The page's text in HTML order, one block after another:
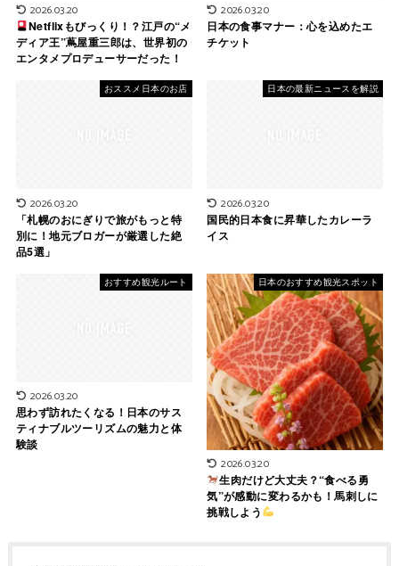
2026.03.20
Netflixもびっくり！？江戸の“メ
ディア王”蔦屋重三郎は、世界初の
エンタメプロデューサーだった！
2026.03.20
日本の食事マナー：心を込めたエ
チケット
おススメ日本のお店
2026.03.20
「札幌のおにぎりで旅がもっと特
別に！地元ブロガーが厳選した絶
品5選」
日本の最新ニュースを解説
2026.03.20
国民的日本食に昇華したカレーラ
イス
おすすめ観光ルート
2026.03.20
思わず訪れたくなる！日本のサス
ティナブルツーリズムの魅力と体
験談
日本のおすすめ観光スポット
2026.03.20
生肉だけど大丈夫？“食べる勇
気”が感動に変わるかも！馬刺しに
挑戦しよう